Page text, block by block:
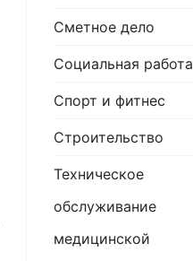
Сметное дело
Социальная работа
Спорт и фитнес
Строительство
Техническое
обслуживание
медицинской